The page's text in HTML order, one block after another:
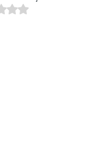
Obtuvo NaN de 5